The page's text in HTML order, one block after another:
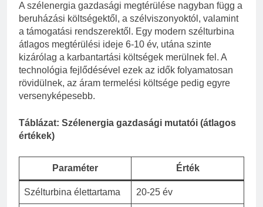
A szélenergia gazdasági megtérülése nagyban függ a
beruházási költségektől, a szélviszonyoktól, valamint
a támogatási rendszerektől. Egy modern szélturbina
átlagos megtérülési ideje 6-10 év, utána szinte
kizárólag a karbantartási költségek merülnek fel. A
technológia fejlődésével ezek az idők folyamatosan
rövidülnek, az áram termelési költsége pedig egyre
versenyképesebb.
Táblázat: Szélenergia gazdasági mutatói (átlagos
értékek)
Paraméter Érték
Szélturbina élettartama 20-25 év